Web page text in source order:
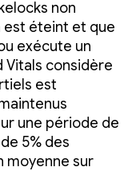
non
est éteint et que
exécute un
Vitals considère
est
une période de
5% des
moyenne sur